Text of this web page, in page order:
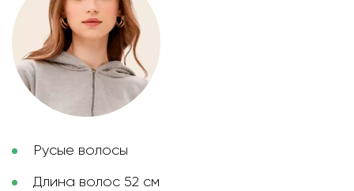
Русые волосы
Длина волос 52 см